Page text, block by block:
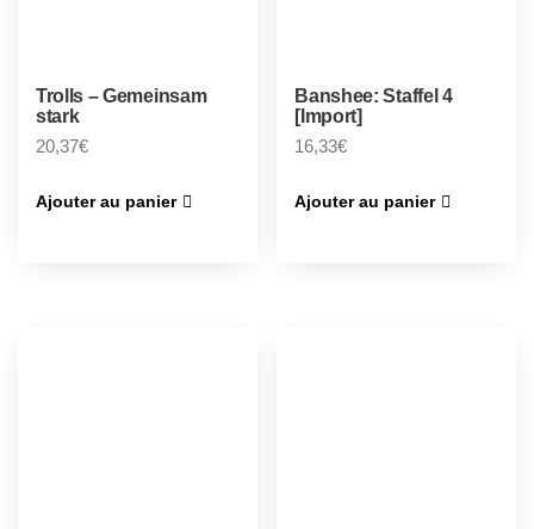
Trolls – Gemeinsam
stark
20,37€
Ajouter au panier
Banshee: Staffel 4
[Import]
16,33€
Ajouter au panier